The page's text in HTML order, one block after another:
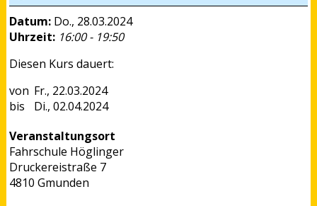
Datum: Do., 28.03.2024
Uhrzeit: 16:00 - 19:50
Diesen Kurs dauert:
Fr., 22.03.2024
Di., 02.04.2024
Veranstaltungsort
Fahrschule Höglinger
Druckereistraße 7
4810 Gmunden